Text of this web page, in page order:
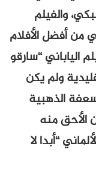
والفيلم
من أفضل الأفلام
الياباني “سارقو
ولم يكن
الذهبية
الأحق منه
“أبدا لا